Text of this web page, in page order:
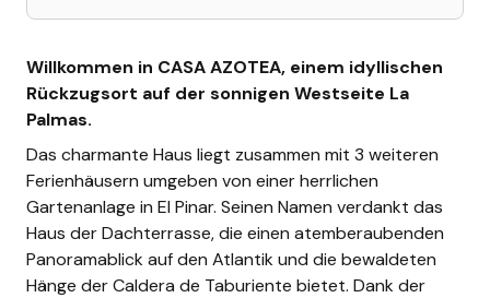
Willkommen in CASA AZOTEA, einem idyllischen
Rückzugsort auf der sonnigen Westseite La
Palmas.
Das charmante Haus liegt zusammen mit 3 weiteren
Ferienhäusern umgeben von einer herrlichen
Gartenanlage in El Pinar. Seinen Namen verdankt das
Haus der Dachterrasse, die einen atemberaubenden
Panoramablick auf den Atlantik und die bewaldeten
Hänge der Caldera de Taburiente bietet. Dank der